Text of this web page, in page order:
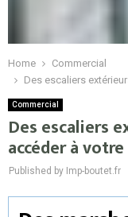
Home
Commercial
Des escaliers
Commercial
Des escaliers
accéder à
Published by Imp-boutet.fr